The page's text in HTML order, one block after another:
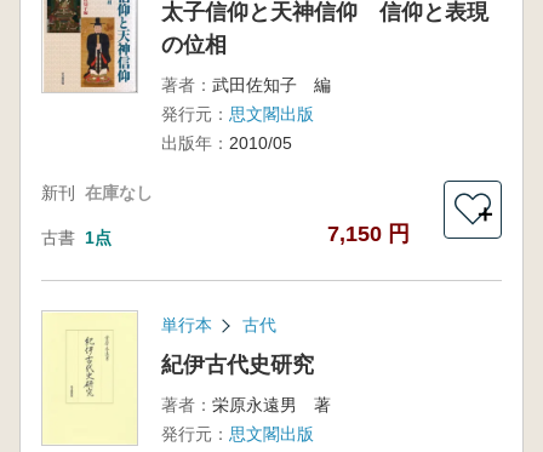
太子信仰と天神信仰 信仰と表現
の位相
著者： 武田佐知子 編
発行元： 思文閣出版
出版年： 2010/05
新刊 在庫なし
古書 1点 7,150 円
＋
単行本 古代
紀伊古代史研究
著者： 栄原永遠男 著
発行元： 思文閣出版